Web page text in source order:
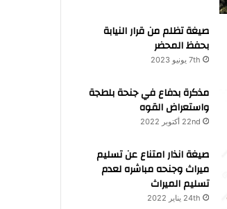
صيغة تظلم من قرار النيابة
بحفظ المحضر
7th يونيو 2023
مذكرة بدفاع في جنحة بلطجة
واستعراض القوه
22nd أكتوبر 2022
صيغة انذار امتناع عن تسليم
ميراث وجنحه مباشره لعدم
تسليم الميراث
24th يناير 2022